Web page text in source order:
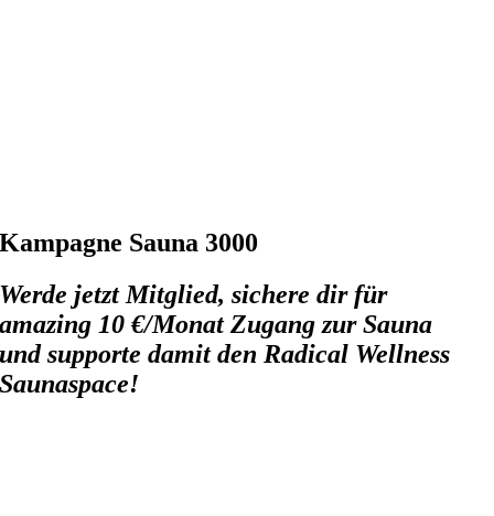
Kampagne Sauna 3000
Werde jetzt Mitglied, sichere dir für
amazing 10 €/Monat Zugang zur Sauna
undsupporte damit den Radical Wellness
Saunaspace!